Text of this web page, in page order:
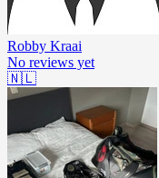
Robby Kraai
No reviews yet
🇳🇱